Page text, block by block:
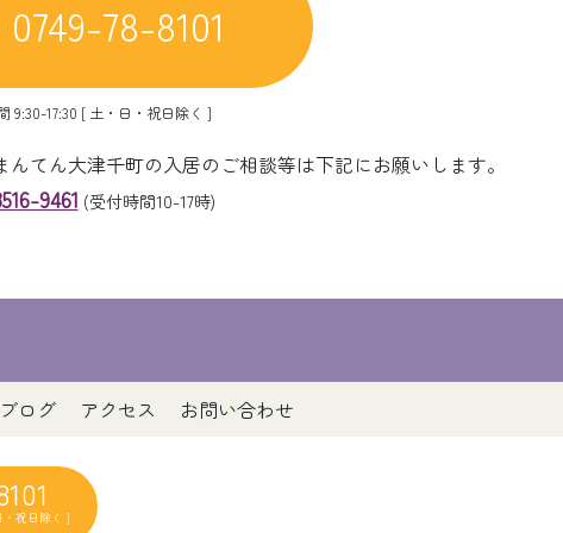
0749-78-8101
9:30-17:30 [ 土・日・祝日除く ]
てん大津千町の入居のご相談等は下記にお願いします。
9461 (受付時間10-17時)
ブログ アクセス お問い合わせ
・祝日除く ]